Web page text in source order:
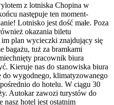
z lotniska Chopina w
następuje ten moment-
Lotnisko jest dość małe. Poza
okazania biletu
plan wycieczki znajdujący się
bagażu, tuż za bramkami
pracownik biura
Kieruje nas do stanowiska biura
do wygodnego, klimatyzowanego
do hotelu. W ciągu 30
Autokar zawozi turystów do
hotel jest ostatnim